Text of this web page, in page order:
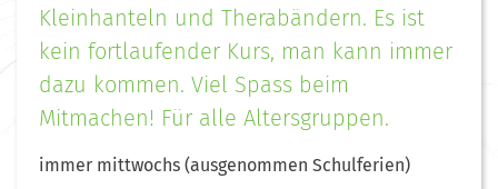
Kleinhanteln und Therabändern. Es ist
kein fortlaufender Kurs, man kann immer
dazu kommen. Viel Spass beim
Mitmachen! Für alle Altersgruppen.
immer mittwochs (ausgenommen Schulferien)